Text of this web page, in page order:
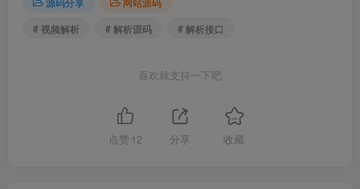
# 视频解析
# 解析源码 # 解析接口
喜欢就支持一下吧
点赞 12 分享 收藏